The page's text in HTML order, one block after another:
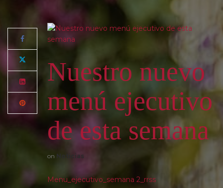
Nuestro nuevo
menú ejecutivo
de esta semana
on Noticias
Menu_ejecutivo_semana 2_rrss